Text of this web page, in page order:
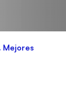
Mejores